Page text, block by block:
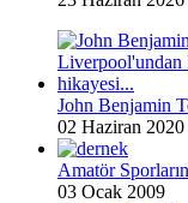
John Benjamin
02 Haziran 2020
Amatör
03 Ocak 2009